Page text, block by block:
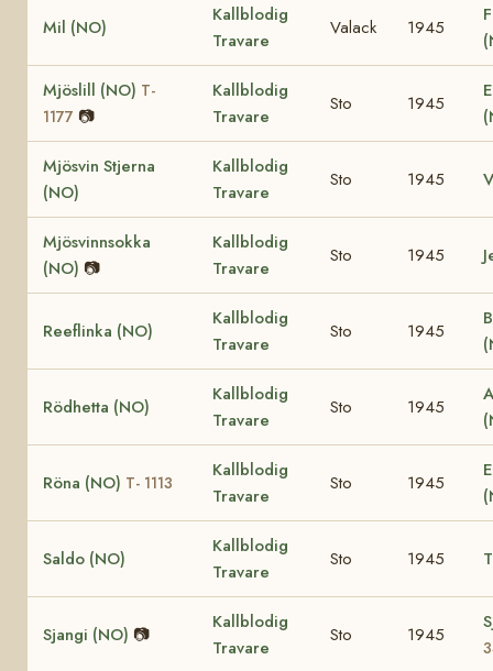
Mil (NO)
Kallblodig
Travare
Valack 1945
Mjöslill (NO) T-
1177 📷
Kallblodig
Travare
Sto 1945
Mjösvin Stjerna
(NO)
Kallblodig
Travare
Sto 1945
Mjösvinnsokka
(NO) 📷
Kallblodig
Travare
Sto 1945
Reeflinka (NO)
Kallblodig
Travare
Sto 1945
Rödhetta (NO)
Kallblodig
Travare
Sto 1945
Röna (NO) T- 1113
Kallblodig
Travare
Sto 1945
Saldo (NO)
Kallblodig
Travare
Sto 1945
Sjangi (NO) 📷
Kallblodig
Travare
Sto 1945